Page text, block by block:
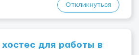
Откликнуться
хостес для работы в